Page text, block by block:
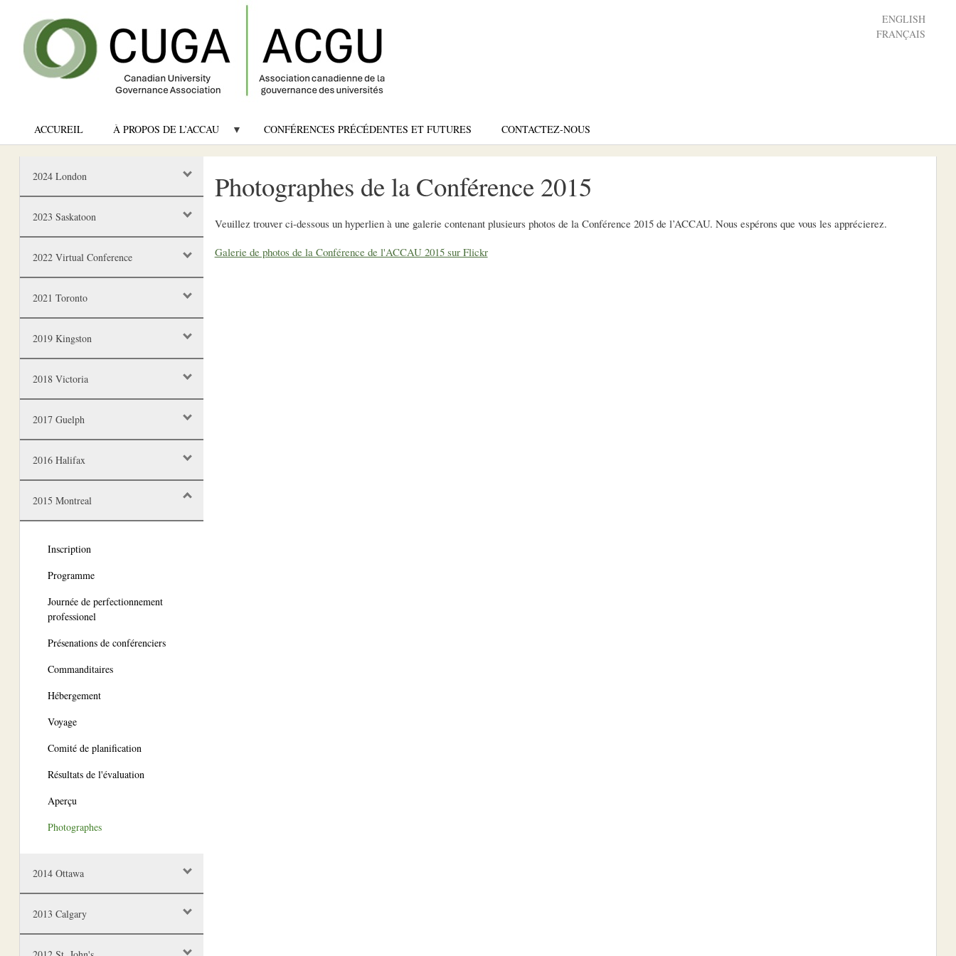
ENGLISH
FRANÇAIS
ACCUREIL À PROPOS DE L’ACCAU CONFÉRENCES PRÉCÉDENTES ET FUTURES CONTACTEZ-NOUS
2024 London
2023 Saskatoon
2022 Virtual Conference
2021 Toronto
2019 Kingston
2018 Victoria
2017 Guelph
2016 Halifax
2015 Montreal
Inscription
Programme
Journée de perfectionnement
professionel
Présenations de conférenciers
Commanditaires
Hébergement
Voyage
Comité de planification
Résultats de l'évaluation
Aperçu
Photographes
2014 Ottawa
2013 Calgary
Photographes de la Conférence 2015
Veuillez trouver ci-dessous un hyperlien à une galerie contenant plusieurs photos de la Conférence 2015 de l’ACCAU. Nous espérons que vous les apprécierez.
Galerie de photos de la Conférence de l'ACCAU 2015 sur Flickr